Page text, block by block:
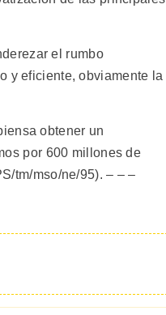
el rumbo
y eficiente, obviamente la
obtener un
por 600 millones de
tm/mso/ne/95). – – –